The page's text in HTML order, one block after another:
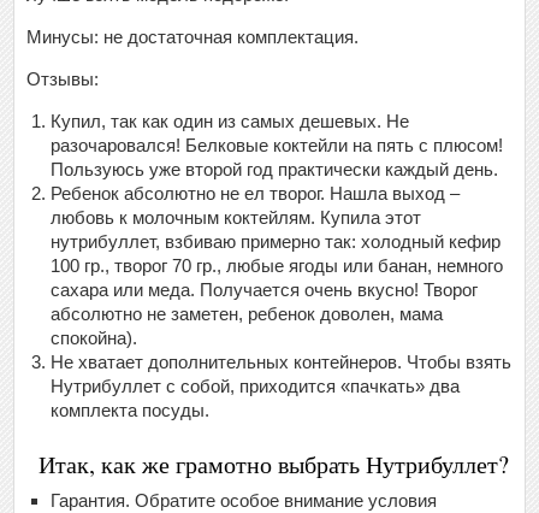
Минусы: не достаточная комплектация.
Отзывы:
Купил, так как один из самых дешевых. Не
разочаровался! Белковые коктейли на пять с плюсом!
Пользуюсь уже второй год практически каждый день.
Ребенок абсолютно не ел творог. Нашла выход –
любовь к молочным коктейлям. Купила этот
нутрибуллет, взбиваю примерно так: холодный кефир
100 гр., творог 70 гр., любые ягоды или банан, немного
сахара или меда. Получается очень вкусно! Творог
абсолютно не заметен, ребенок доволен, мама
спокойна).
Не хватает дополнительных контейнеров. Чтобы взять
Нутрибуллет с собой, приходится «пачкать» два
комплекта посуды.
Итак, как же грамотно выбрать Нутрибуллет?
Гарантия. Обратите особое внимание условия